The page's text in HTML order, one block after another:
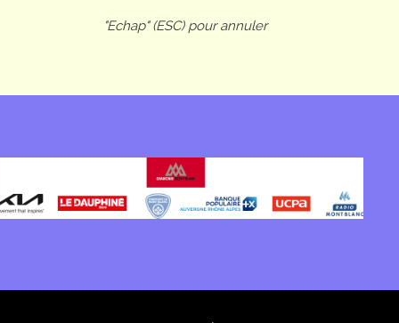
"Echap" (ESC) pour annuler